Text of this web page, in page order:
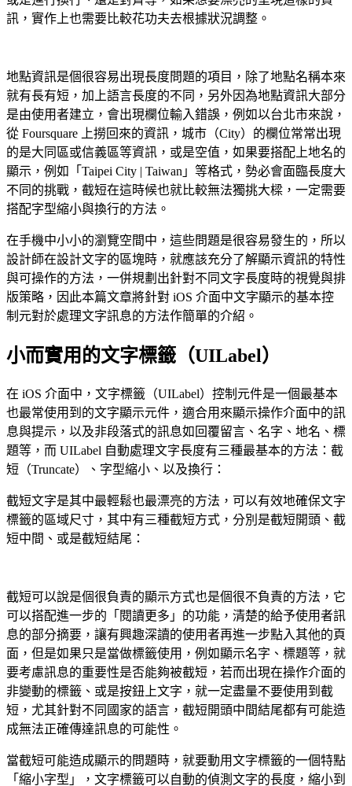
訊，實作上也需要比較花功夫去根據狀況調整。
地點資訊是個很容易出現長度問題的項目，除了地點名稱本來
就有長有短，加上語言長度的不同，另外因為地點資訊大部分
是由使用者建立，會出現欄位輸入錯誤，例如以台北市來說，
從 Foursquare 上撈回來的資訊，城市（City）的欄位常常出現
的是大同區或信義區等資訊，或是空值，如果要搭配上地名的
顯示，例如「Taipei City | Taiwan」等格式，勢必會面臨長度大
不同的挑戰，截短在這時候也就比較無法獨挑大樑，一定需要
搭配字型縮小與換行的方法。
在手機中小小的瀏覽空間中，這些問題是很容易發生的，所以
設計師在設計文字的區塊時，就應該充分了解顯示資訊的特性
與可操作的方法，一併規劃出針對不同文字長度時的視覺與排
版策略，因此本篇文章將針對 iOS 介面中文字顯示的基本控
制元對於處理文字訊息的方法作簡單的介紹。
小而實用的文字標籤（UILabel）
在 iOS 介面中，文字標籤（UILabel）控制元件是一個最基本
也最常使用到的文字顯示元件，適合用來顯示操作介面中的訊
息與提示，以及非段落式的訊息如回覆留言、名字、地名、標
題等，而 UILabel 自動處理文字長度有三種最基本的方法：截
短（Truncate）、字型縮小、以及換行：
截短文字是其中最輕鬆也最漂亮的方法，可以有效地確保文字
標籤的區域尺寸，其中有三種截短方式，分別是截短開頭、截
短中間、或是截短結尾：
截短可以說是個很負責的顯示方式也是個很不負責的方法，它
可以搭配進一步的「閱讀更多」的功能，清楚的給予使用者訊
息的部分摘要，讓有興趣深讀的使用者再進一步點入其他的頁
面，但是如果只是當做標籤使用，例如顯示名字、標題等，就
要考慮訊息的重要性是否能夠被截短，若而出現在操作介面的
非變動的標籤、或是按鈕上文字，就一定盡量不要使用到截
短，尤其針對不同國家的語言，截短開頭中間結尾都有可能造
成無法正確傳達訊息的可能性。
當截短可能造成顯示的問題時，就要動用文字標籤的一個特點
「縮小字型」，文字標籤可以自動的偵測文字的長度，縮小到